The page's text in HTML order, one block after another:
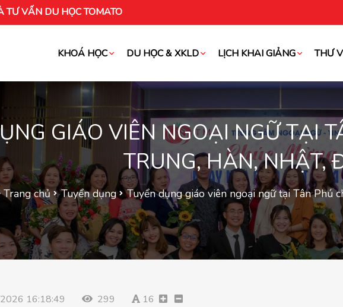
TƯ VẤN DU HỌC TOMATO
KHOÁ HỌC DU HỌC & XKLD LỊCH KHAI GIẢNG THƯ
GIÁO VIÊN NGOẠI NGỮ TẠI
TRUNG, HÀN, NHẬT,
Trang chủ Tuyển dụng Tuyển dụng giáo viên ngoại ngữ tại Tân Phú
16:18:49 299 16